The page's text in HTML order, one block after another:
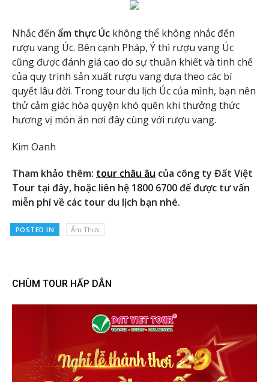
Nhắc đến ẩm thực Úc không thể không nhắc đến
rượu vang Úc. Bên cạnh Pháp, Ý thì rượu vang Úc
cũng được đánh giá cao do sự thuần khiết và tinh chế
của quy trình sản xuất rượu vang dựa theo các bí
quyết lâu đời. Trong tour du lịch Úc của mình, bạn nên
thử cảm giác hòa quyện khó quên khi thưởng thức
hương vị món ăn nơi đây cùng với rượu vang.
Kim Oanh
Tham khảo thêm: tour châu âu của công ty Đất Việt
Tour tại đây, hoặc liên hệ 1800 6700 để được tư vấn
miễn phí về các tour du lịch bạn nhé.
POSTED IN Ẩm Thực
CHÙM TOUR HẤP DẪN